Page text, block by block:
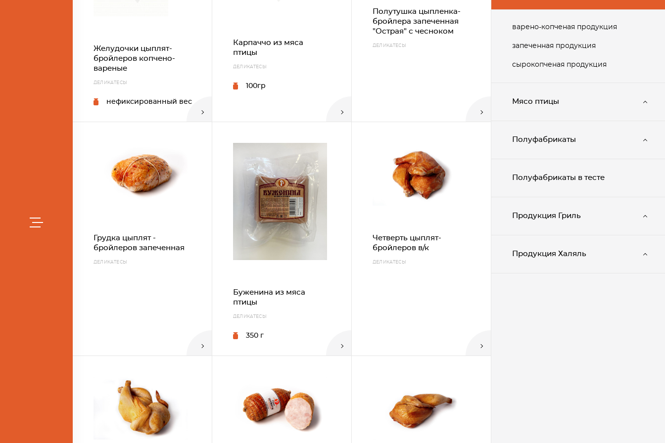
Желудочки цыплят-
бройлеров копчено-
вареные
ДЕЛИКАТЕСЫ
нефиксированный вес
Карпаччо из мяса
птицы
ДЕЛИКАТЕСЫ
100гр
Полутушка цыпленка-
бройлера запеченная
"Острая" с чесноком
ДЕЛИКАТЕСЫ
Грудка цыплят -
бройлеров запеченная
ДЕЛИКАТЕСЫ
Буженина из мяса
птицы
ДЕЛИКАТЕСЫ
350 г
Четверть цыплят-
бройлеров в/к
ДЕЛИКАТЕСЫ
варено-копченая продукция
запеченная продукция
сырокопченая продукция
Мясо птицы
Полуфабрикаты
Полуфабрикаты в тесте
Продукция Гриль
Продукция Халяль